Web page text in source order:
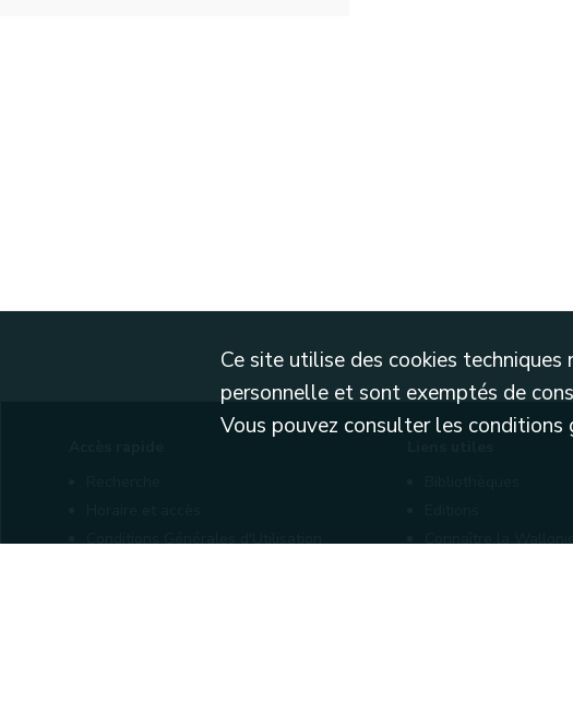
Conditions Générales d'Utilisation
Connaître la
Ce site utilise des cookies
personnelle et sont exemptés de
Vous pouvez consulter les conditions